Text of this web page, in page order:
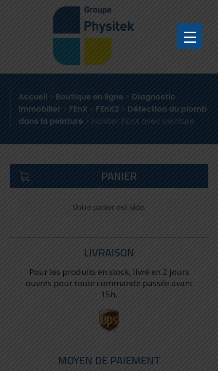
Accueil > Boutique en ligne > Diagnostic
immobilier > FEnX > FEnX2 > Détection du plomb
dans la peinture > Holster FEnX avec ceinture
PANIER
Votre panier est vide.
LIVRAISON
Pour les produits en stock, livré en 2 jours
ouvrés pour toute commande passée avant
15h.
MOYEN DE PAIEMENT